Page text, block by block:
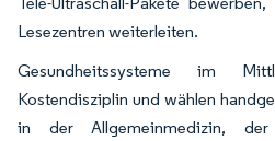
Lesezentren weiterleiten.
Gesundheitssysteme im
Kostendisziplin und wählen
in der Allgemeinmedizin,